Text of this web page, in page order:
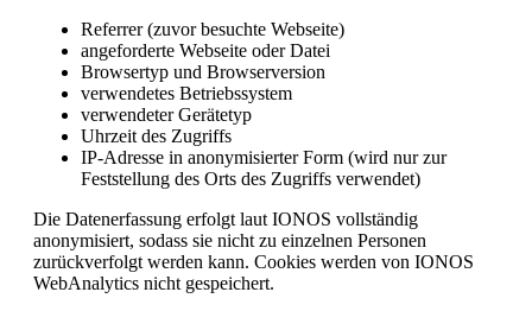
Referrer (zuvor besuchte Webseite)
angeforderte Webseite oder Datei
Browsertyp und Browserversion
verwendetes Betriebssystem
verwendeter Gerätetyp
Uhrzeit des Zugriffs
IP-Adresse in anonymisierter Form (wird nur zur
Feststellung des Orts des Zugriffs verwendet)
Die Datenerfassung erfolgt laut IONOS vollständig
anonymisiert, sodass sie nicht zu einzelnen Personen
zurückverfolgt werden kann. Cookies werden von IONOS
WebAnalytics nicht gespeichert.